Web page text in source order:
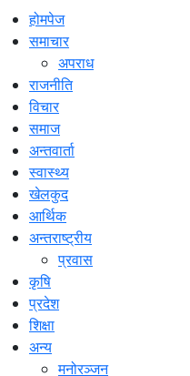
होमपेज
समाचार
अपराध
राजनीति
विचार
समाज
अन्तवार्ता
स्वास्थ्य
खेलकुद
आर्थिक
अन्तराष्ट्रीय
प्रवास
कृषि
प्रदेश
शिक्षा
अन्य
मनोरञ्जन